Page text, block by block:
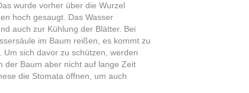
wurde vorher über die Wurzel
hoch gesaugt. Das Wasser
auch zur Kühlung der Blätter. Bei
im Baum reißen, es kommt zu
sich davor zu schützen, werden
der Baum aber nicht auf lange Zeit
die Stomata öffnen, um auch